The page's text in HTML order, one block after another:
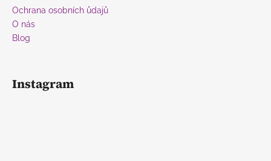
Ochrana osobních ůdajů
O nás
Blog
Instagram